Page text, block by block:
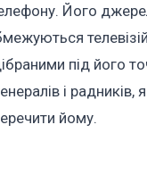
Його
під його
і радників,
йому.